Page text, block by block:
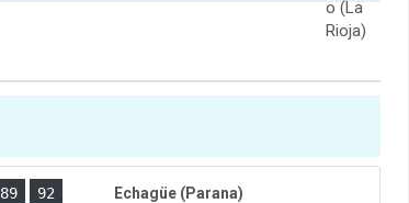
89 92 Echagüe (Parana)